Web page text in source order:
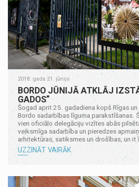
2018. gada 21. jūnijs
BORDO JŪNIJĀ ATKLĀJ
GADOS”
Šogad aprit 25. gadadiena kopš Rīgas
Bordo sadarbības līguma parakstīšanas.
vien oficiālo delegāciju vizītes abās
veiksmīga sadarbība un pieredzes
arhitektūras, satiksmes un drošības, un it
UZZINĀT VAIRĀK